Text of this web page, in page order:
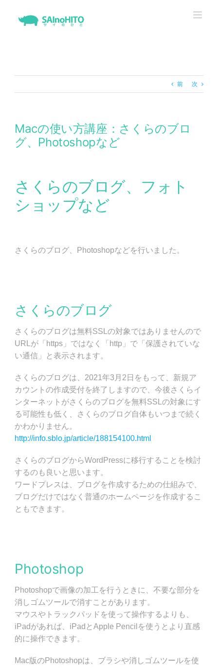
前 次
Macの使い方講座：さくらのブロ
グ、Photoshopなど
さくらのブログ、フォト
ショップなど
さくらのブログ、Photoshopなどを行いました。
さくらのブログ
さくらのブログは無料SSLの対象ではありませんので
URLが「https」ではなく「http」で「保護されていな
い通信」と表示されます。
さくらのブログは、2021年3月2日をもって、新規ア
カウントの作成受付を終了しますので、今後さくらイ
ンターネットがさくらのブログを無料SSLの対象にす
る可能性も低く、さくらのブログ自体もいつまで続く
かわかりません。
http://info.sblo.jp/article/188154100.html
さくらのブログからWordPressに移行することを検討
するのも良いと思います。
ワードプレスは、ブログを作成するための仕組みで、
ブログだけではなく普通のホームページを作成するこ
ともできます。
Photoshop
Photoshopで画像の加工を行うときに、不要な部分を
消しゴムツールで消すことがあります。
マウスやトラックパッドを使って操作するよりも、
iPadがあれば、iPadとApple Pencilを使うとより直感
的に操作できます。
Mac版のPhotoshopは、ブラシや消しゴムツールを使